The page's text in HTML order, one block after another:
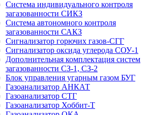
Система индивидуального контроля
загазованности СИКЗ
Система автономного контроля
загазованности САКЗ
Сигнализатор горючих газов-СГГ
Сигнализатор оксида углерода СОУ-1
Дополнительная комплектация систем
загазованности СЗ-1, СЗ-2
Блок управления угарным газом БУГ
Газоанализатор АНКАТ
Газоанализатор СТГ
Газоанализатор Хоббит-Т